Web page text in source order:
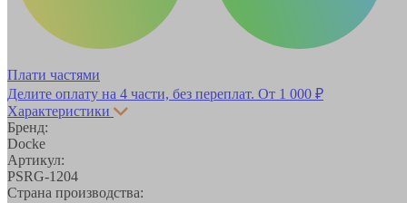
Плати частями
Делите оплату на 4 части, без переплат. От 1 000 ₽
Характеристики
Бренд:
Docke
Артикул:
PSRG-1204
Страна производства: